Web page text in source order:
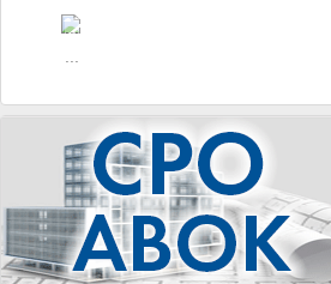
...